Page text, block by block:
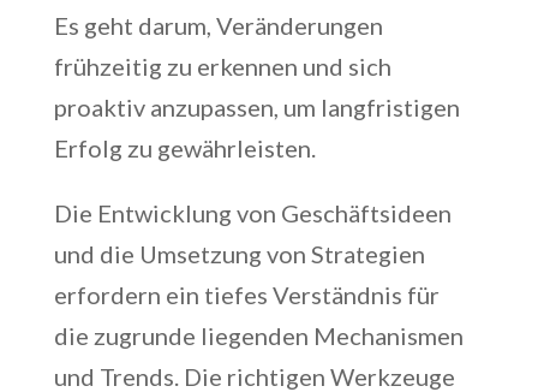
Es geht darum, Veränderungen
frühzeitig zu erkennen und sich
proaktiv anzupassen, um langfristigen
Erfolg zu gewährleisten.
Die Entwicklung von Geschäftsideen
und die Umsetzung von Strategien
erfordern ein tiefes Verständnis für
die zugrunde liegenden Mechanismen
und Trends. Die richtigen Werkzeuge